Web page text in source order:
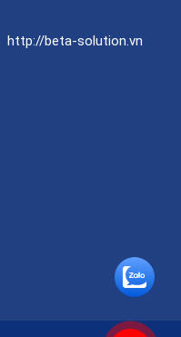
http://beta-solution.vn